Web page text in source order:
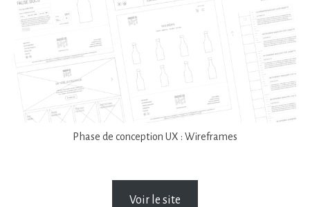
Phase de conception UX : Wireframes
Voir le site